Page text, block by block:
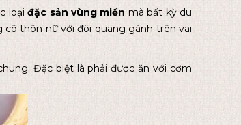
loạiđặc sản vùng miền mà bất kỳ du
thôn nữ với đôi quang gánh trên vai
Đặc biệt là phải được ăn với cơm